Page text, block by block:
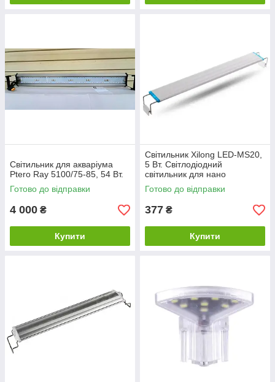
Світильник для акваріума
Ptero Ray 5100/75-85, 54 Вт.
Готово до відправки
4 000 ₴
Купити
Світильник Xilong LED-MS20,
5 Вт. Світлодіодний
світильник для нано
акваріумів.
Готово до відправки
377 ₴
Купити